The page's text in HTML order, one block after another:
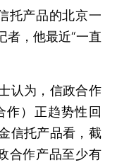
产品的北京一
者，他最近“一直
为，信政合作
作）正趋势性回
信托产品看，截
合作产品至少有